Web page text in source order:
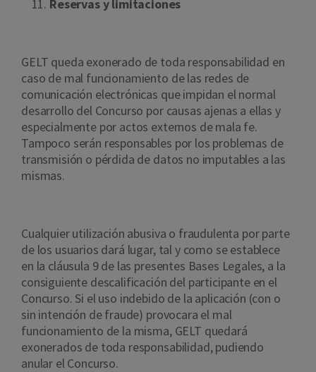
Reservas y limitaciones
GELT queda exonerado de toda responsabilidad en
caso de mal funcionamiento de las redes de
comunicación electrónicas que impidan el normal
desarrollo del Concurso por causas ajenas a ellas y
especialmente por actos externos de mala fe.
Tampoco serán responsables por los problemas de
transmisión o pérdida de datos no imputables a las
mismas.
Cualquier utilización abusiva o fraudulenta por parte
de los usuarios dará lugar, tal y como se establece
en la cláusula 9 de las presentes Bases Legales, a la
consiguiente descalificación del participante en el
Concurso. Si el uso indebido de la aplicación (con o
sin intención de fraude) provocara el mal
funcionamiento de la misma, GELT quedará
exonerados de toda responsabilidad, pudiendo
anular el Concurso.